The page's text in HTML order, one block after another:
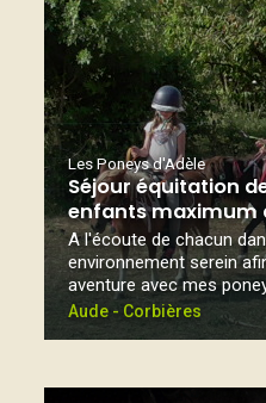
Les Poneys d'Adèle
Séjour équitation
enfants maximum
A l'écoute de chacun
environnement serein
aventure avec mes
Aude - Corbières